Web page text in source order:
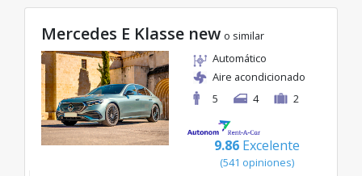
Mercedes E Klasse new o similar
Automático
Aire acondicionado
5
4 2
9.86 Excelente
(541 opiniones)